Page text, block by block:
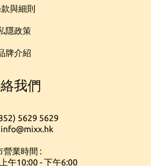
與細則
隱政策
牌介紹
我們
5629 5629
營業時間 :
午10:00 - 下午6:00